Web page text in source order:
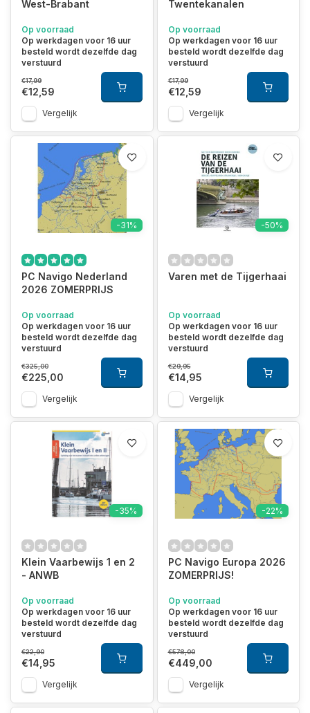
West-Brabant
Op voorraad
Op werkdagen voor 16 uur
besteld wordt dezelfde dag
verstuurd
€17,99
€12,59
Vergelijk
Twentekanalen
Op voorraad
Op werkdagen voor 16 uur
besteld wordt dezelfde dag
verstuurd
€17,99
€12,59
Vergelijk
-31%
PC Navigo Nederland
2026 ZOMERPRIJS
Op voorraad
Op werkdagen voor 16 uur
besteld wordt dezelfde dag
verstuurd
€325,00
€225,00
Vergelijk
-50%
Varen met de Tijgerhaai
Op voorraad
Op werkdagen voor 16 uur
besteld wordt dezelfde dag
verstuurd
€29,95
€14,95
Vergelijk
-35%
Klein Vaarbewijs 1 en 2
- ANWB
Op voorraad
Op werkdagen voor 16 uur
besteld wordt dezelfde dag
verstuurd
€22,90
€14,95
Vergelijk
-22%
PC Navigo Europa 2026
ZOMERPRIJS!
Op voorraad
Op werkdagen voor 16 uur
besteld wordt dezelfde dag
verstuurd
€578,00
€449,00
Vergelijk